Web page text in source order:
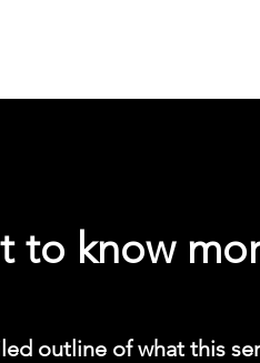
to know
outline of what this